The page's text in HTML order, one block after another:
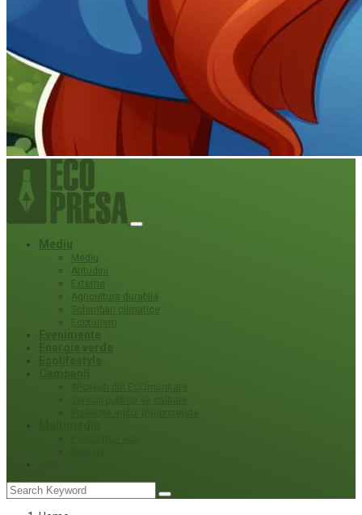
Mediu
Mediu
Atitudini
Externe
Agricultura durabila
Schimbari climatice
Ecoturism